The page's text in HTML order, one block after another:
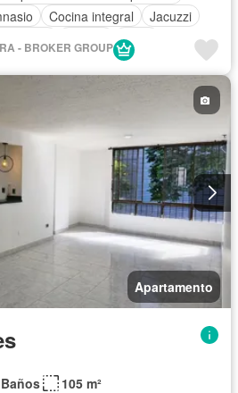
Cocina integral
Jacuzzi
Agua
- BROKER GROUP
Apartamento
105 m²